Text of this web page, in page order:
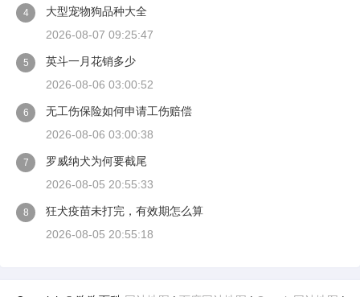
4
大型宠物狗品种大全
2026-08-07 09:25:47
5
英斗一月花销多少
2026-08-06 03:00:52
6
无工伤保险如何申请工伤赔偿
2026-08-06 03:00:38
7
罗威纳犬为何要截尾
2026-08-05 20:55:33
8
狂犬疫苗未打完，有效期怎么算
2026-08-05 20:55:18